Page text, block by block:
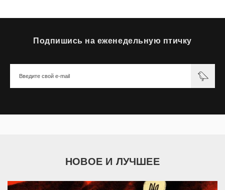
Подпишись на еженедельную птичку
НОВОЕ И ЛУЧШЕЕ